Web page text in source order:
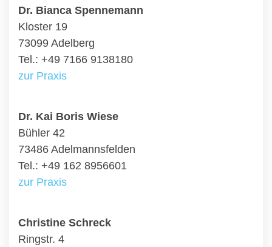
Dr. Bianca Spennemann
Kloster 19
73099 Adelberg
Tel.: +49 7166 9138180
zur Praxis
Dr. Kai Boris Wiese
Bühler 42
73486 Adelmannsfelden
Tel.: +49 162 8956601
zur Praxis
Christine Schreck
Ringstr. 4